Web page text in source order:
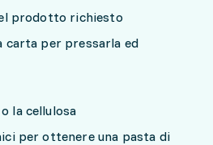
prodotto richiesto
carta per pressarla ed
la cellulosa
per ottenere una pasta di